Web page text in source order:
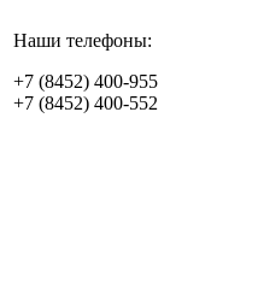
Наши телефоны:
+7 (8452) 400-955
+7 (8452) 400-552